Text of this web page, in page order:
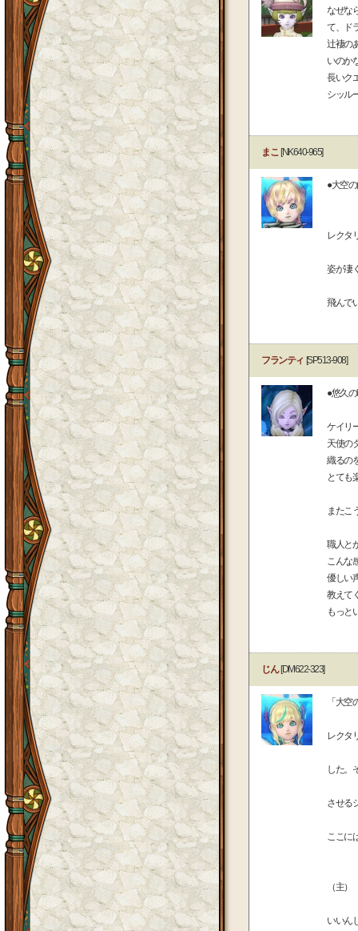
なぜな
て、ド
辻褄の
いのか
長いク
シッル
まこ[NK640-965]
●大空
レクタ
姿が凄
飛んで
フランティ [SP513-908]
●悠久
ケイリ
天使の
織るの
とても
またこ
職人と
こんな
優しい
教えて
もっと
じん[DM622-323]
「大
レクタ
した。
させる
ここに
（主
いいん